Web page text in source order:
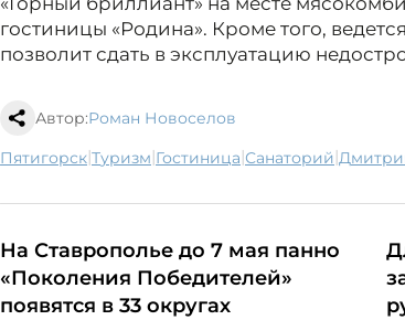
гостиницы «Родина». Кроме того,
позволит сдать в эксплуатацию
Автор:Роман Новоселов
Пятигорск| туризм| гостиница| санаторий|
На Ставрополье до 7 мая панно
«Поколения Победителей»
появятся в 33 округах